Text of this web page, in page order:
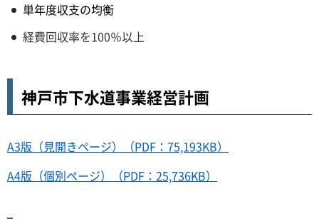
単年度収支の均衡
経費回収率を100％以上
神戸市下水道事業経営計画
A3版（見開きページ）（PDF：75,193KB）
A4版（個別ページ）（PDF：25,736KB）